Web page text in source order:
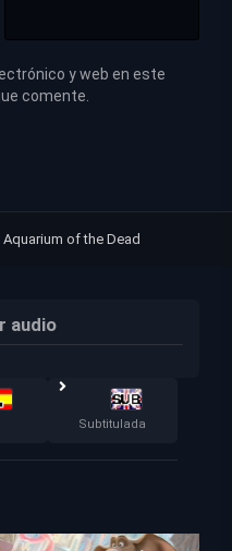
y web en este
comente.
Aquarium of the Dead
audio
Subtitulada